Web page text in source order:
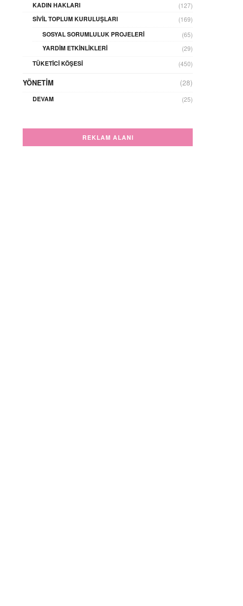
KADIN HAKLARI (127)
SIVIL TOPLUM KURULUŞLARI (169)
SOSYAL SORUMLULUK PROJELERI (65)
YARDIM ETKINLIKLERI (29)
TÜKETICI KÖŞESI (450)
YÖNETIM (28)
DEVAM (25)
REKLAM ALANI